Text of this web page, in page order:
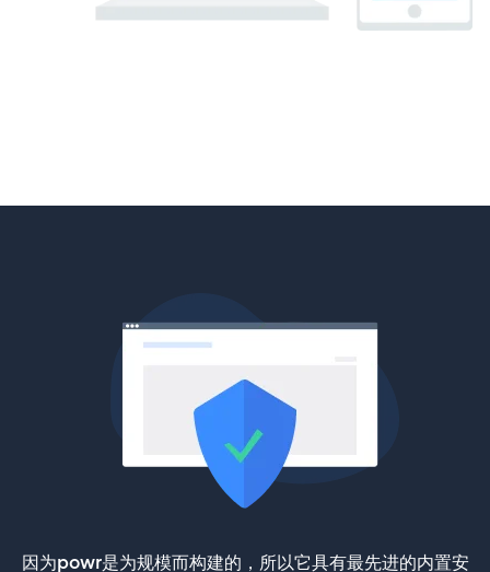
因为powr是为规模而构建的，所以它具有最先进的内置安